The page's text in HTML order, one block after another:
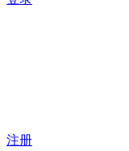
注册